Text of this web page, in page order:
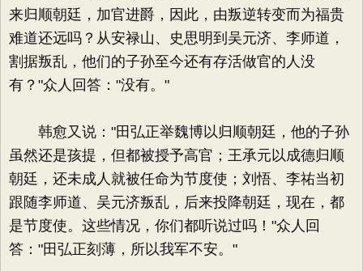
来归顺朝廷，加官进爵，因此，由叛逆转变而为福贵
难道还远吗？从安禄山、史思明到吴元济、李师道，
割据叛乱，他们的子孙至今还有存活做官的人没
有？"众人回答："没有。"
韩愈又说："田弘正举魏博以归顺朝廷，他的子孙
虽然还是孩提，但都被授予高官；王承元以成德归顺
朝廷，还未成人就被任命为节度使；刘悟、李祐当初
跟随李师道、吴元济叛乱，后来投降朝廷，现在，都
是节度使。这些情况，你们都听说过吗！"众人回
答："田弘正刻薄，所以我军不安。"